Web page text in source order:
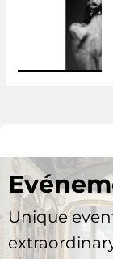
Unique